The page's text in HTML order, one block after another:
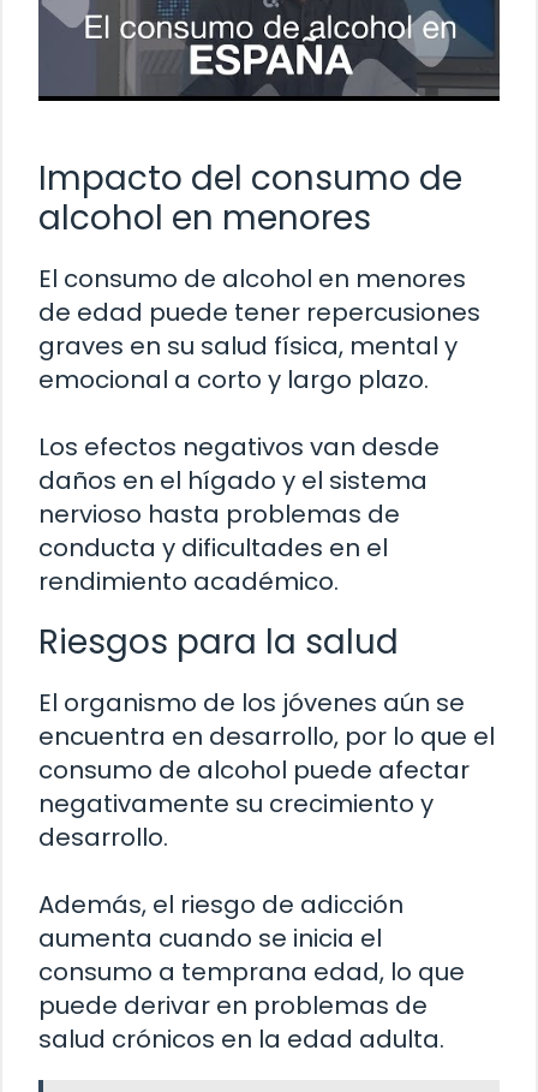
Impacto del consumo de
alcohol en menores
El consumo de alcohol en menores
de edad puede tener repercusiones
graves en su salud física, mental y
emocional a corto y largo plazo.
Los efectos negativos van desde
daños en el hígado y el sistema
nervioso hasta problemas de
conducta y dificultades en el
rendimiento académico.
Riesgos para la salud
El organismo de los jóvenes aún se
encuentra en desarrollo, por lo que el
consumo de alcohol puede afectar
negativamente su crecimiento y
desarrollo.
Además, el riesgo de adicción
aumenta cuando se inicia el
consumo a temprana edad, lo que
puede derivar en problemas de
salud crónicos en la edad adulta.